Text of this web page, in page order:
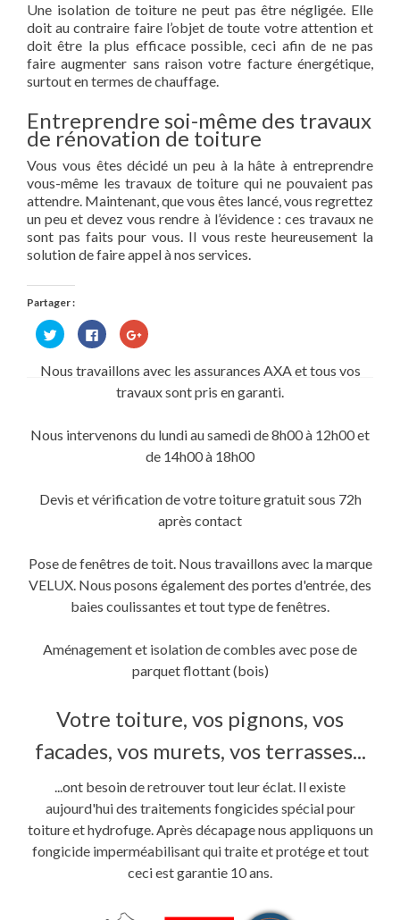
Une isolation de toiture ne peut pas être négligée. Elle
doit au contraire faire l’objet de toute votre attention et
doit être la plus efficace possible, ceci afin de ne pas
faire augmenter sans raison votre facture énergétique,
surtout en termes de chauffage.
Entreprendre soi-même des travaux
de rénovation de toiture
Vous vous êtes décidé un peu à la hâte à entreprendre
vous-même les travaux de toiture qui ne pouvaient pas
attendre. Maintenant, que vous êtes lancé, vous regrettez
un peu et devez vous rendre à l’évidence : ces travaux ne
sont pas faits pour vous. Il vous reste heureusement la
solution de faire appel à nos services.
Partager :
Cliquez
pour
partager
Twitter(ouvre
Cliquez
pour
partager
sur
Facebook(ouvre
dans
une
Cliquez
pour
Google+
dans
fenêtre)
Nous travaillons avec les assurances AXA et tous vos
travaux sont pris en garanti.
Nous intervenons du lundi au samedi de 8h00 à 12h00 et
de 14h00 à 18h00
Devis et vérification de votre toiture gratuit sous 72h
après contact
Pose de fenêtres de toit. Nous travaillons avec la marque
VELUX. Nous posons également des portes d'entrée, des
baies coulissantes et tout type de fenêtres.
Aménagement et isolation de combles avec pose de
parquet flottant (bois)
Votre toiture, vos pignons, vos
facades, vos murets, vos terrasses...
...ont besoin de retrouver tout leur éclat. Il existe
aujourd'hui des traitements fongicides spécial pour
toiture et hydrofuge. Après décapage nous appliquons un
fongicide imperméabilisant qui traite et protége et tout
ceci est garantie 10 ans.